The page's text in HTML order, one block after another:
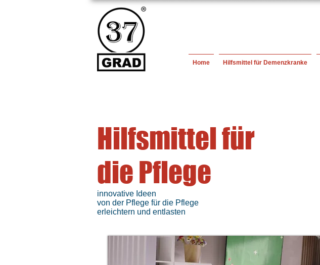
Home Hilfsmittel für Demenzkranke
Hilfsmittel für
die Pflege
innovative Ideen
von der Pflege für die Pflege
erleichtern und entlasten